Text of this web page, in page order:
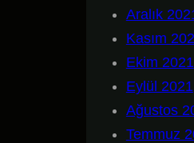
Aralık
Kasım
Ekim 2021
Eylül 2021
Ağustos
Temmuz